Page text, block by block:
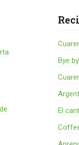
Bye
El